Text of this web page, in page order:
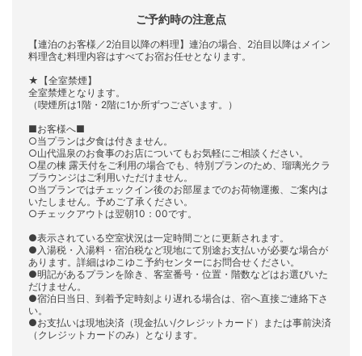
ご予約時の注意点
【連泊のお客様／2泊目以降の料理】連泊の場合、2泊目以降はメイン
料理含む料理内容はすべてお宿お任せとなります。
★【全室禁煙】
全室禁煙となります。
（喫煙所は1階・2階に1か所ずつございます。）
■お客様へ■
○当プランは夕食は付きません。
○山代温泉のお食事のお店についてもお気軽にご相談ください。
○星の棟 露天付をご利用の場合でも、特別プランのため、瑠璃光クラ
ブラウンジはご利用いただけません。
○当プランではチェックイン後のお部屋までのお荷物運搬、ご案内は
いたしません。予めご了承ください。
○チェックアウトは翌朝10：00です。
●表示されている空室状況は一定時間ごとに更新されます。
●入湯税・入湯料・宿泊税など現地にて別途お支払いが必要な場合が
あります。詳細はゆこゆこ予約センターにお問合せください。
●明記があるプランを除き、客室番号・位置・階数などはお選びいた
だけません。
●宿泊日当日、到着予定時刻より遅れる場合は、宿へ直接ご連絡下さ
い。
●お支払いは現地決済（現金払い/クレジットカード）または事前決済
（クレジットカードのみ）となります。